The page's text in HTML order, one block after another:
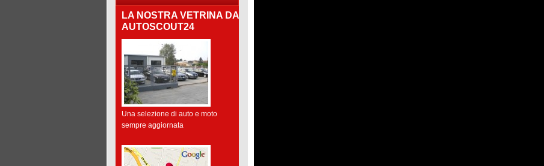
LA NOSTRA VETRINA DA
AUTOSCOUT24
Una selezione di auto e moto
sempre aggiornata